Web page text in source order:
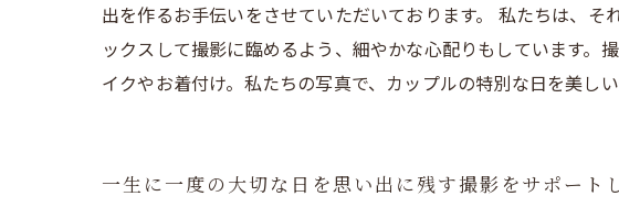
出を作るお手伝いをさせていただいております。 私たちは、
ックスして撮影に臨めるよう、細やかな心配りもしています
イクやお着付け。私たちの写真で、カップルの特別な日を美しい
一生に一度の大切な日を思い出に残す撮影をサポート